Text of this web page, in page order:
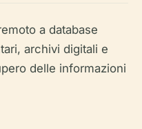
a database
archivi digitali e
delle informazioni